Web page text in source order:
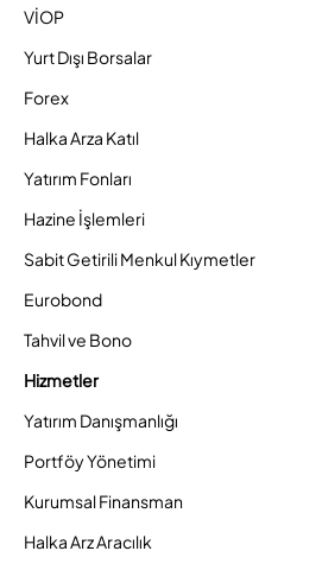
VİOP
Yurt Dışı Borsalar
Forex
Halka Arza Katıl
Yatırım Fonları
Hazine İşlemleri
Sabit Getirili Menkul Kıymetler
Eurobond
Tahvil ve Bono
Hizmetler
Yatırım Danışmanlığı
Portföy Yönetimi
Kurumsal Finansman
Halka Arz Aracılık